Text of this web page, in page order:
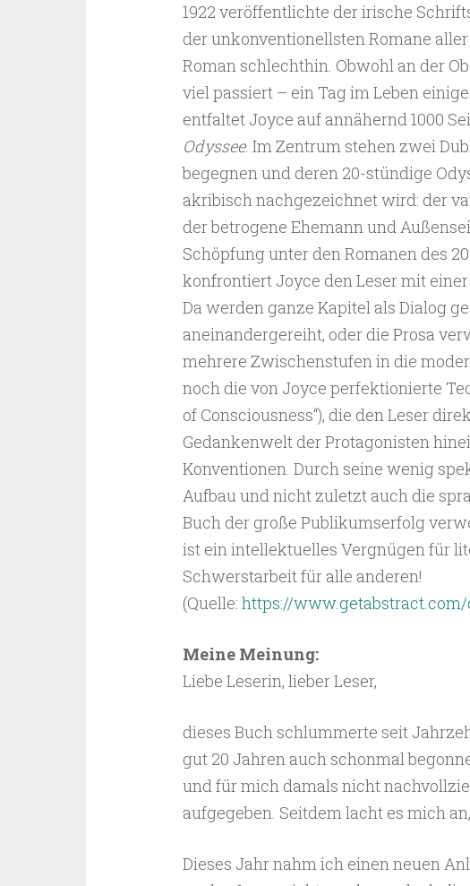
1922 veröffentlichte der irische
der unkonventionellsten Romane
Roman schlechthin. Obwohl an der
viel passiert – ein Tag im Leben
entfaltet Joyce auf annähernd 1000
Odyssee. Im Zentrum stehen zwei
begegnen und deren 20-stündige
akribisch nachgezeichnet wird: der
der betrogene Ehemann und
Schöpfung unter den Romanen des
konfrontiert Joyce den Leser mit
Da werden ganze Kapitel als Dialog
aneinandergereiht, oder die Prosa
mehrere Zwischenstufen in die
noch die von Joyce perfektionierte
of Consciousness“), die den Leser
Gedankenwelt der Protagonisten
Konventionen. Durch seine wenig
Aufbau und nicht zuletzt auch die
Buch der große Publikumserfolg
ist ein intellektuelles Vergnügen für
Schwerstarbeit für alle anderen!
(Quelle: https://
Meine Meinung:
Liebe Leserin, lieber Leser,
dieses Buch schlummerte seit
gut 20 Jahren auch schonmal
und für mich damals nicht
aufgegeben. Seitdem lacht es mich
Dieses Jahr nahm ich einen neuen